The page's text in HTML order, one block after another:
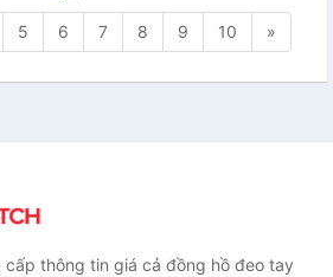
5 6 7 8 9 10 »
cấp thông tin giá cả đồng hồ đeo tay